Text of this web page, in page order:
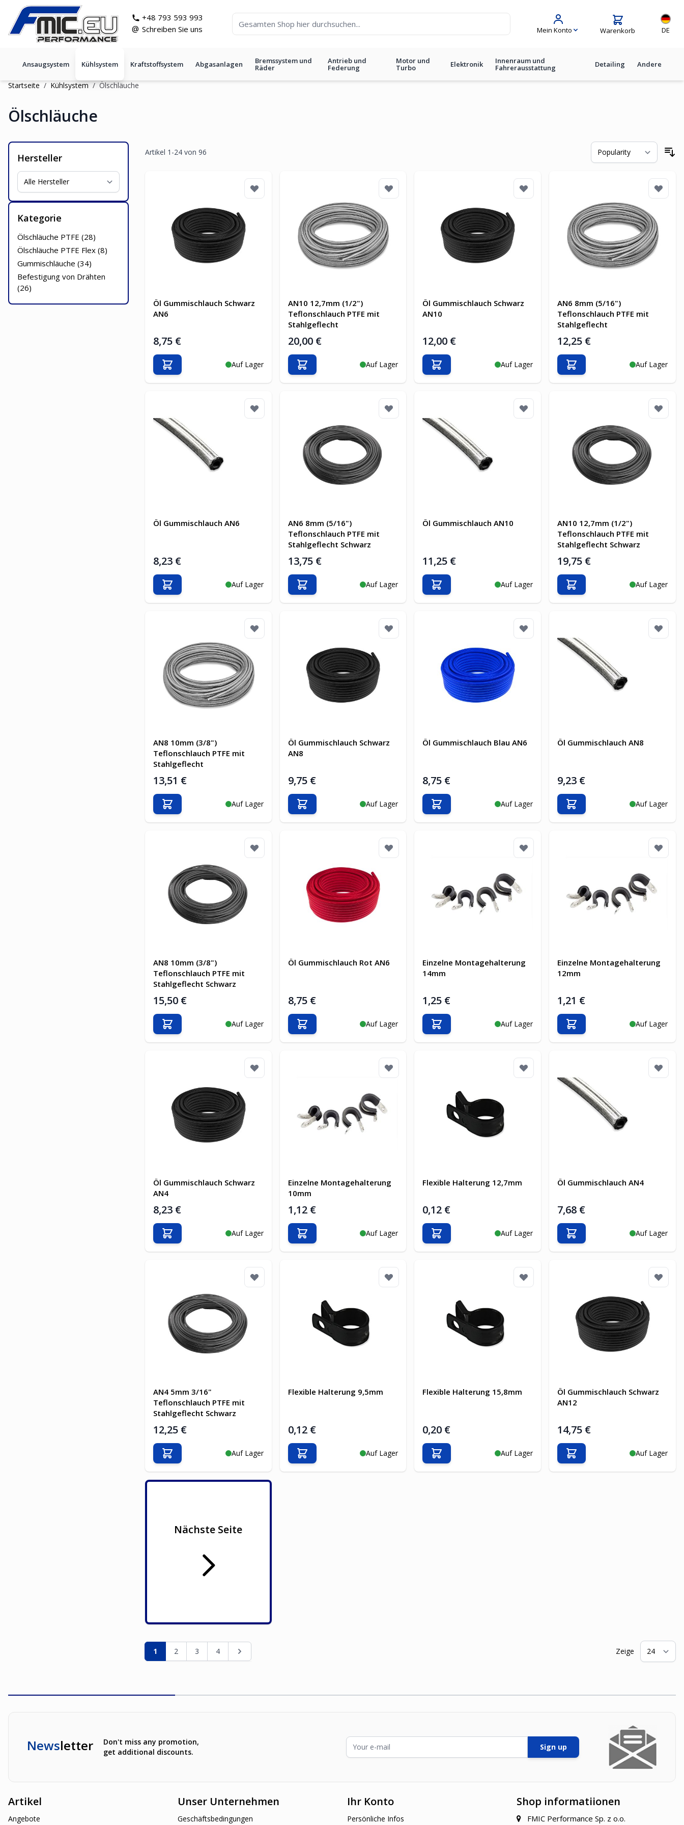
Zum Inhalt springen
+48 793 593 993
@ Schreiben Sie uns Mein Konto Warenkorb
Sprache
DE
Ansaugsystem Kühlsystem Kraftstoffsystem Abgasanlagen Bremssystem und
Räder
Antrieb und
Federung
Motor und
Turbo Elektronik Innenraum und
Fahrerausstattung Detailing Andere
Startseite / Kühlsystem / Ölschläuche
Ölschläuche
Hersteller
Kategorie
Ölschläuche PTFE (28)
Ölschläuche PTFE Flex (8)
Gummischläuche (34)
Befestigung von Drähten
(26)
Artikel 1 -24von 96
Öl Gummischlauch Schwarz
AN6
8,75 €
Auf Lager
In den Warenkorb
AN10 12,7mm (1/2")
Teflonschlauch PTFE mit
Stahlgeflecht
20,00 €
Auf Lager
In den Warenkorb
Öl Gummischlauch Schwarz
AN10
12,00 €
Auf Lager
In den Warenkorb
AN6 8mm (5/16")
Teflonschlauch PTFE mit
Stahlgeflecht
12,25 €
Auf Lager
In den Warenkorb
Öl Gummischlauch AN6
8,23 €
Auf Lager
In den Warenkorb
AN6 8mm (5/16")
Teflonschlauch PTFE mit
Stahlgeflecht Schwarz
13,75 €
Auf Lager
In den Warenkorb
Öl Gummischlauch AN10
11,25 €
Auf Lager
In den Warenkorb
AN10 12,7mm (1/2")
Teflonschlauch PTFE mit
Stahlgeflecht Schwarz
19,75 €
Auf Lager
In den Warenkorb
AN8 10mm (3/8")
Teflonschlauch PTFE mit
Stahlgeflecht
13,51 €
Auf Lager
In den Warenkorb
Öl Gummischlauch Schwarz
AN8
9,75 €
Auf Lager
In den Warenkorb
Öl Gummischlauch Blau AN6
8,75 €
Auf Lager
In den Warenkorb
Öl Gummischlauch AN8
9,23 €
Auf Lager
In den Warenkorb
AN8 10mm (3/8")
Teflonschlauch PTFE mit
Stahlgeflecht Schwarz
15,50 €
Auf Lager
In den Warenkorb
Öl Gummischlauch Rot AN6
8,75 €
Auf Lager
In den Warenkorb
Einzelne Montagehalterung
14mm
1,25 €
Auf Lager
In den Warenkorb
Einzelne Montagehalterung
12mm
1,21 €
Auf Lager
In den Warenkorb
Öl Gummischlauch Schwarz
AN4
8,23 €
Auf Lager
In den Warenkorb
Einzelne Montagehalterung
10mm
1,12 €
Auf Lager
In den Warenkorb
Flexible Halterung 12,7mm
0,12 €
Auf Lager
In den Warenkorb
Öl Gummischlauch AN4
7,68 €
Auf Lager
In den Warenkorb
AN4 5mm 3/16"
Teflonschlauch PTFE mit
Stahlgeflecht Schwarz
12,25 €
Auf Lager
In den Warenkorb
Flexible Halterung 9,5mm
0,12 €
Auf Lager
In den Warenkorb
Flexible Halterung 15,8mm
0,20 €
Auf Lager
In den Warenkorb
Öl Gummischlauch Schwarz
AN12
14,75 €
Auf Lager
In den Warenkorb
Nächste Seite
SeiteSie lesen gerade die Seite
1 Seite
2 Seite
3 Seite
4 Seite Zeige
Newsletter
Don't miss any promotion,
get additional discounts.
E-Mailadresse
Sign up
Shop informatiionen
FMIC Performance Sp. z o.o.
Artikel
Angebote
Unser Unternehmen
Geschäftsbedingungen
Ihr Konto
Persönliche Infos